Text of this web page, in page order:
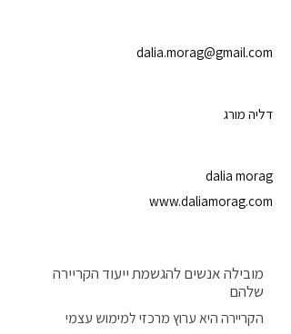
dalia.morag@gmail.com
דליה מורג
dalia morag
www.daliamorag.com
מובילה אנשים להגשמת ייעוד הקריירה
שלהם
הקריירה היא ערוץ מרכזי למימוש עצמי